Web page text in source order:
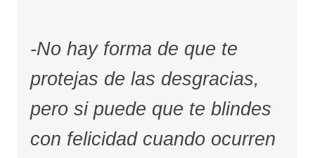
-No hay forma de que te
protejas de las desgracias,
pero si puede que te blindes
con felicidad cuando ocurren